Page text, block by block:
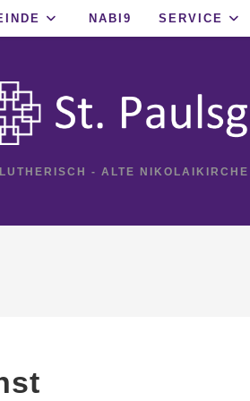
NABI9 SERVICE
- ALTE